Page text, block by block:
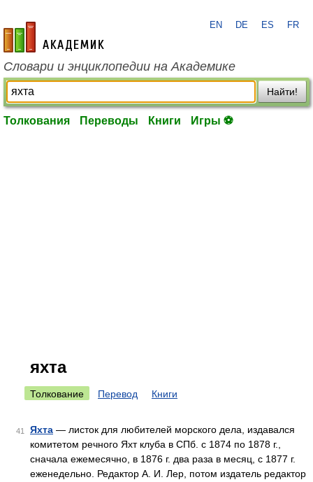
academic.ru
EN DE ES FR
Словари и энциклопедии на Академике
Найти!
Толкования Переводы Книги Игры ⚽
яхта
Толкование Перевод Книги
41 Яхта — листок для любителей морского дела, издавался
комитетом речного Яхт клуба в СПб. с 1874 по 1878 г.,
сначала ежемесячно, в 1876 г. два раза в месяц, с 1877 г.
еженедельно. Редактор А. И. Лер, потом издатель редактор